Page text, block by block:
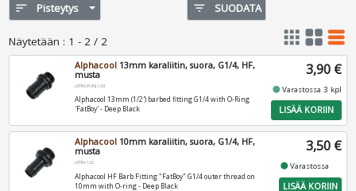
sort Pisteytys filter_list SUODATA
Näytetään : 1 - 2 / 2 apps grid_view table_rows
Alphacool 13mm karaliitin, suora, G1/4, HF,
musta
LIITIN-PUNI-129
Alphacool 13mm (1/2') barbed fitting G1/4 with O-Ring
'FatBoy' - Deep Black
3,90 €
fiber_manual_recordVarastossa 3 kpl
LISÄÄ KORIIN
Alphacool 10mm karaliitin, suora, G1/4, HF,
musta
LIITIN-122
Alphacool HF Barb Fitting "FatBoy" G1/4 outer thread on
10mm with O-ring - Deep Black
3,50 €
fiber_manual_recordVarastossa
LISÄÄ KORIIN